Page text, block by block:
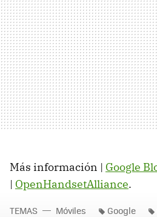
Más información | Google
| OpenHandsetAlliance.
TEMAS Móviles Google